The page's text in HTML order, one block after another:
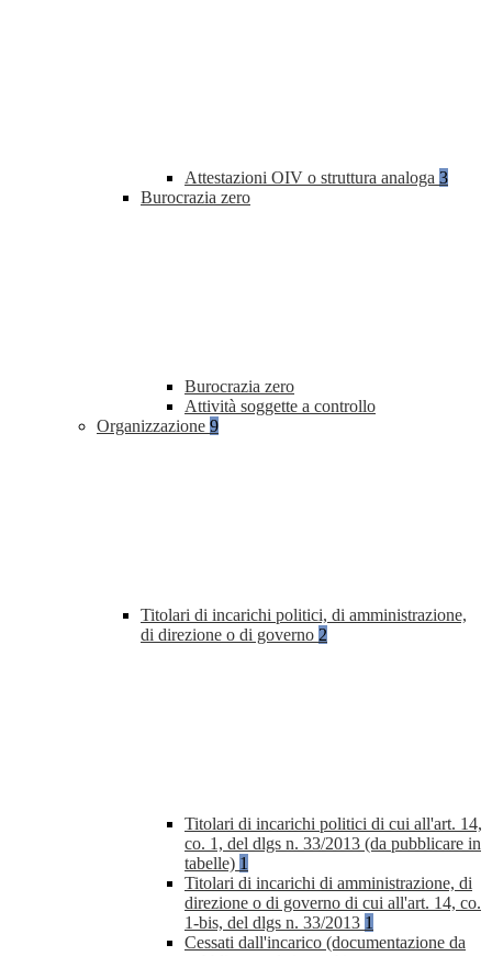
Attestazioni OIV o struttura analoga 3
Burocrazia zero
Burocrazia zero
Attività soggette a controllo
Organizzazione 9
Titolari di incarichi politici, di amministrazione,
di direzione o di governo 2
Titolari di incarichi politici di cui all'art. 14,
co. 1, del dlgs n. 33/2013 (da pubblicare in
tabelle) 1
Titolari di incarichi di amministrazione, di
direzione o di governo di cui all'art. 14, co.
1-bis, del dlgs n. 33/2013 1
Cessati dall'incarico (documentazione da